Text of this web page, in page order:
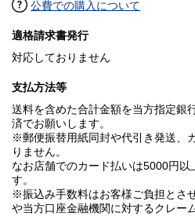
公費での購入について
適格請求書発行
対応しておりません
支払方法等
送料を含めた合計金額を当方指定銀
済でお願いします。
※郵便振替用紙同封や代引き発送、
りません。
なお店舗でのカード払いは5000円以
す。
※振込み手数料はお客様ご負担とさ
や当方口座金融機関に対するクレー